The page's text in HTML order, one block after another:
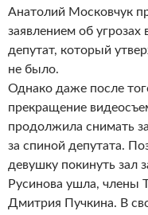
Анатолий Московчук
заявлением об
депутат, который
не было.
Однако даже после
прекращение
продолжила снимать
за спиной депутата.
девушку покинуть зал
Русинова ушла, члены
Дмитрия Пучкина. В